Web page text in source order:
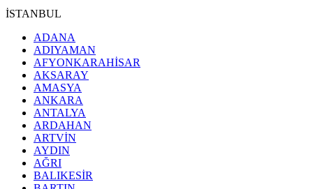
İSTANBUL
ADANA
ADIYAMAN
AFYONKARAHİSAR
AKSARAY
AMASYA
ANKARA
ANTALYA
ARDAHAN
ARTVİN
AYDIN
AĞRI
BALIKESİR